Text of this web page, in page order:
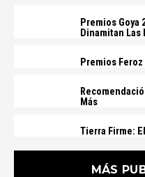
Premios Goya
Dinamitan
Premios Feroz
Más
Tierra Firme:
MÁS